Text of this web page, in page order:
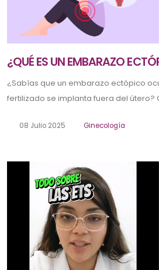
¿QUÉ ES UN EMBARAZO
¿Sabías que un embarazo ectópico
fertilizado se implanta fuera del útero?
08 Julio 2025 Ginecología